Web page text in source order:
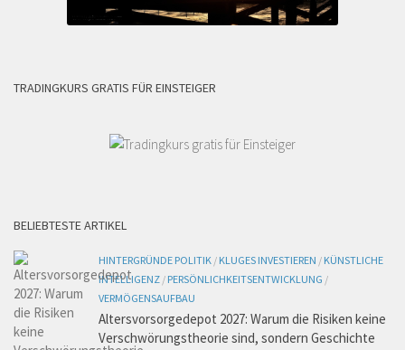
TRADINGKURS GRATIS FÜR EINSTEIGER
BELIEBTESTE ARTIKEL
HINTERGRÜNDE POLITIK / KLUGES INVESTIEREN / KÜNSTLICHE
INTELLIGENZ / PERSÖNLICHKEITSENTWICKLUNG /
VERMÖGENSAUFBAU
Altersvorsorgedepot 2027: Warum die Risiken keine
Verschwörungstheorie sind, sondern Geschichte